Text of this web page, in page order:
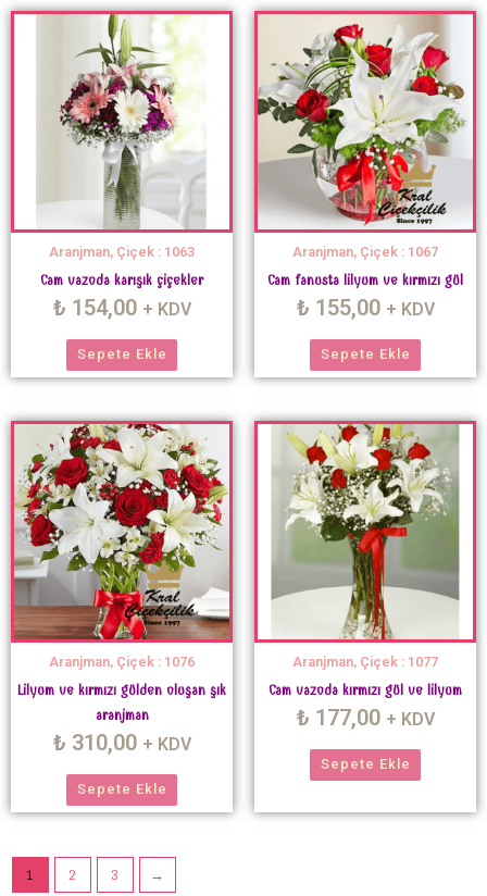
Aranjman, Çiçek : 1063
Cam vazoda karışık çiçekler
₺ 154,00 + KDV
Sepete Ekle
Aranjman, Çiçek : 1067
Cam fanusta lilyum ve kırmızı gül
₺ 155,00 + KDV
Sepete Ekle
Aranjman, Çiçek : 1076
Lilyum ve kırmızı gülden oluşan şık
aranjman
₺ 310,00 + KDV
Sepete Ekle
Aranjman, Çiçek : 1077
Cam vazoda kırmızı gül ve lilyum
₺ 177,00 + KDV
Sepete Ekle
1 2 3 →